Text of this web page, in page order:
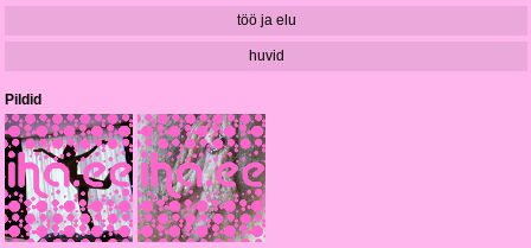
töö ja elu
huvid
Pildid